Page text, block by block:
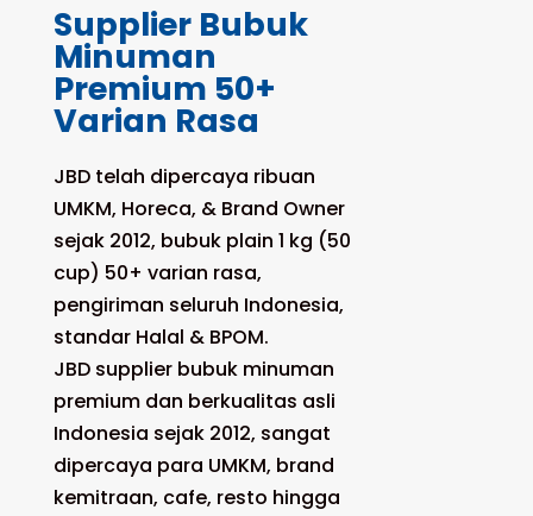
Supplier Bubuk
Minuman
Premium 50+
Varian Rasa
JBD telah dipercaya ribuan
UMKM, Horeca, & Brand Owner
sejak 2012, bubuk plain 1 kg (50
cup) 50+ varian rasa,
pengiriman seluruh Indonesia,
standar Halal & BPOM.
JBD supplier bubuk minuman
premium dan berkualitas asli
Indonesia sejak 2012, sangat
dipercaya para UMKM, brand
kemitraan, cafe, resto hingga